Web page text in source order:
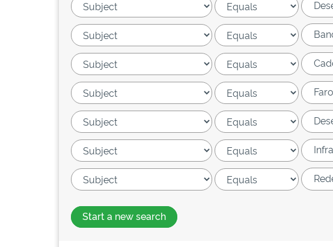
Start a new search